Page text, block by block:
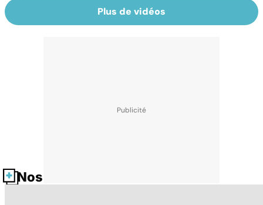
Plus de vidéos
Nos fiches santé